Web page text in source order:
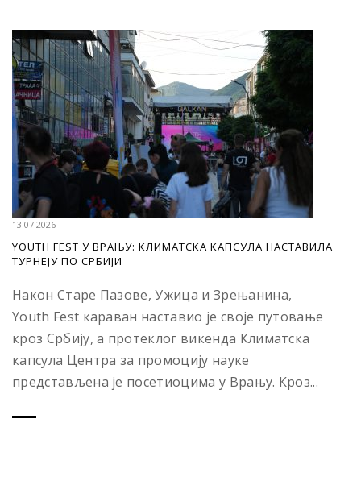
13.07.2026
YOUTH FEST У ВРАЊУ: КЛИМАТСКА КАПСУЛА НАСТАВИЛА
ТУРНЕЈУ ПО СРБИЈИ
Након Старе Пазове, Ужица и Зрењанина,
Youth Fest караван наставио је своје путовање
кроз Србију, а протеклог викенда Климатска
капсула Центра за промоцију науке
представљена је посетиоцима у Врању. Кроз...